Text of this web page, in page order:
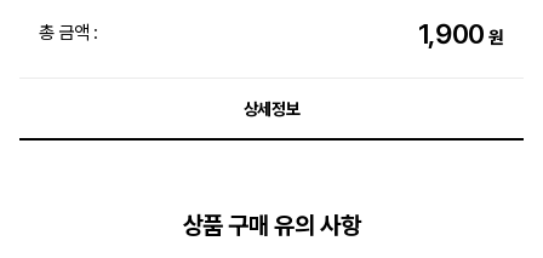
총 금액 : 1,900 원
상세정보
상품 구매 유의 사항